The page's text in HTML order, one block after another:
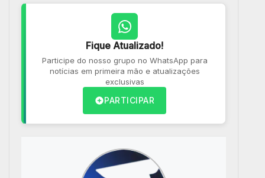
Fique Atualizado!
Participe do nosso grupo no WhatsApp para
notícias em primeira mão e atualizações
exclusivas
PARTICIPAR